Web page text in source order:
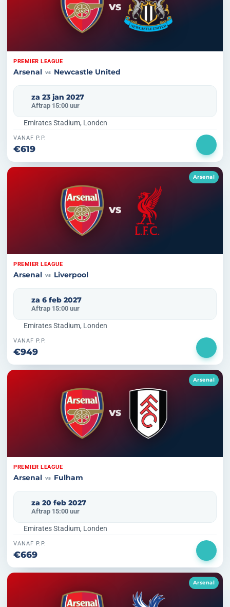
VS
PREMIER LEAGUE
Arsenal vs Newcastle United
za 23 jan 2027
Aftrap 15:00 uur
Emirates Stadium, Londen
VANAF P.P.
€619
Arsenal
VS
PREMIER LEAGUE
Arsenal vs Liverpool
za 6 feb 2027
Aftrap 15:00 uur
Emirates Stadium, Londen
VANAF P.P.
€949
Arsenal
VS
PREMIER LEAGUE
Arsenal vs Fulham
za 20 feb 2027
Aftrap 15:00 uur
Emirates Stadium, Londen
VANAF P.P.
€669
Arsenal